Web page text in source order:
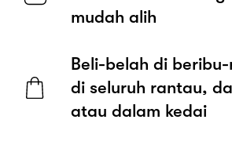
mudah alih
Beli-belah di
di seluruh rantau,
atau dalam kedai